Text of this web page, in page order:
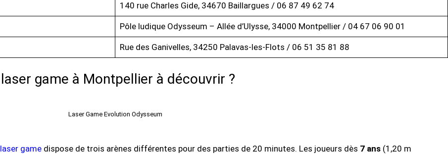
140 rue Charles Gide, 34670 Baillargues / 06 87 49 62 74
Pôle ludique Odysseum – Allée d’Ulysse, 34000 Montpellier / 04 67 06 90 01
Rue des Ganivelles, 34250 Palavas-les-Flots / 06 51 35 81 88
game à Montpellier à découvrir ?
Laser Game Evolution Odysseum
game dispose de trois arènes différentes pour des parties de 20 minutes. Les joueurs dès 7 ans (1,20 m